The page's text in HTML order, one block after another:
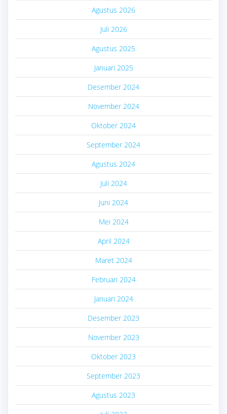
Agustus 2026
Juli 2026
Agustus 2025
Januari 2025
Desember 2024
November 2024
Oktober 2024
September 2024
Agustus 2024
Juli 2024
Juni 2024
Mei 2024
April 2024
Maret 2024
Februari 2024
Januari 2024
Desember 2023
November 2023
Oktober 2023
September 2023
Agustus 2023